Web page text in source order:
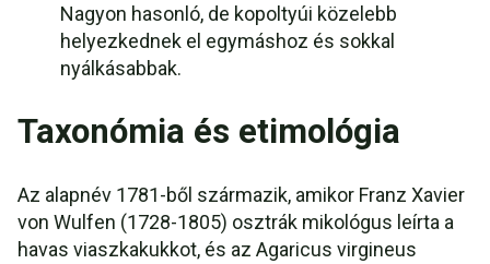
Nagyon hasonló, de kopoltyúi közelebb
helyezkednek el egymáshoz és sokkal
nyálkásabbak.
Taxonómia és etimológia
Az alapnév 1781-ből származik, amikor Franz Xavier
von Wulfen (1728-1805) osztrák mikológus leírta a
havas viaszkakukkot, és az Agaricus virgineus